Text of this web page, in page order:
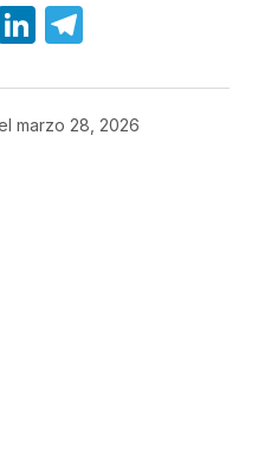
LinkedIn
marzo 28, 2026